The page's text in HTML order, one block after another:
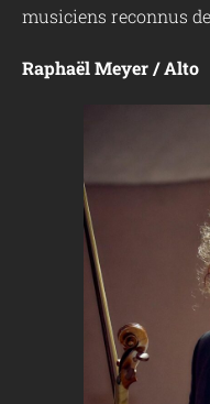
musiciens reconnus
Raphaël Meyer / Alto